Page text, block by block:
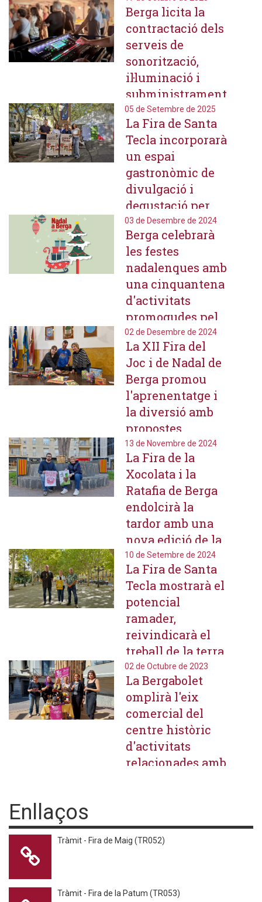
novembre
Berga licita la
contractació dels
serveis de
sonorització,
il·luminació i
subministrament
d'aparells
audiovisuals per
a esdeveniments
05 de Setembre de 2025
La Fira de Santa
Tecla incorporarà
un espai
gastronòmic de
divulgació i
degustació per
promocionar la
riquesa del
territori i el
producte de
proximitat
03 de Desembre de 2024
Berga celebrarà
les festes
nadalenques amb
una cinquantena
d'activitats
promogudes pel
teixit associatiu
local i el
consistori
02 de Desembre de 2024
La XII Fira del
Joc i de Nadal de
Berga promou
l'aprenentatge i
la diversió amb
propostes
lúdiques i
intergeneracionals
13 de Novembre de 2024
La Fira de la
Xocolata i la
Ratafia de Berga
endolcirà la
tardor amb una
nova edició de la
mostra el 30 de
novembre
10 de Setembre de 2024
La Fira de Santa
Tecla mostrarà el
potencial
ramader,
reivindicarà el
treball de la terra
i recordarà el
passat agrícola
02 de Octubre de 2023
La Bergabolet
omplirà l'eix
comercial del
centre històric
d'activitats
relacionades amb
Enllaços
Tràmit - Fira de Maig (TR052)
Tràmit - Fira de la Patum (TR053)